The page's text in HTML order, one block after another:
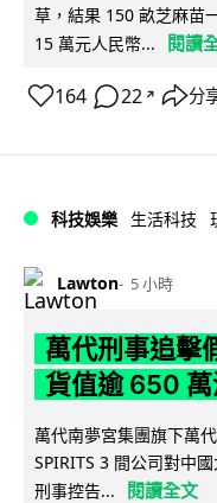
草，結果 150 畝芝麻苗
15 萬元人民幣...
閱讀
164 22 ↗ 分
科技娛樂 生活科技
Lawton 5 小時
萬代刑事追擊
貨值逾 650
萬代南夢宮集團旗下萬
SPIRITS 3 間公司對中
刑事控告...
閱讀全文